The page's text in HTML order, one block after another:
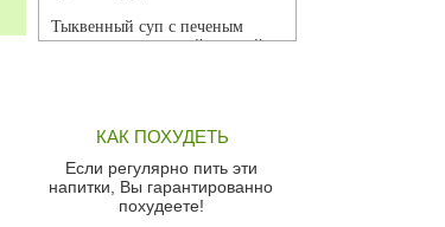
Тыквенный суп с печеным
чесноком и томатной сальсой
красного перца
Парижский луковый суп
Суп из спаржи и горошка с
КАК ПОХУДЕТЬ
Если регулярно пить эти
напитки, Вы гарантированно
похудеете!